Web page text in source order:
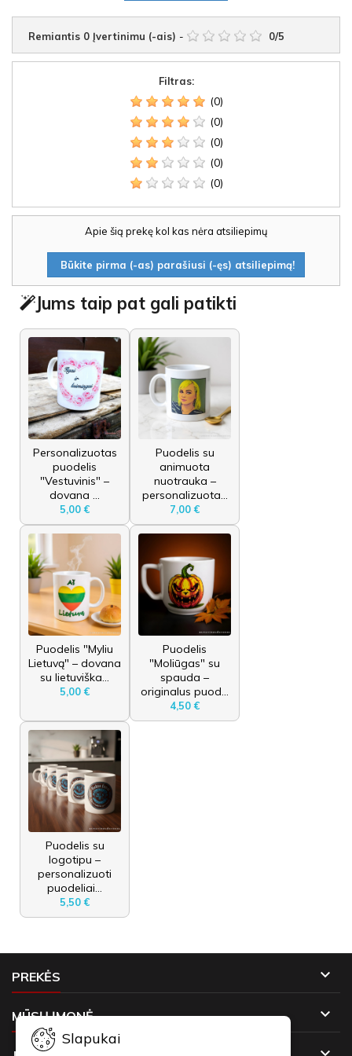
Remiantis 0 Įvertinimu (-ais) - 0/5
Filtras:
(0)
(0)
(0)
(0)
(0)
Apie šią prekę kol kas nėra atsiliepimų
Būkite pirma (-as) parašiusi (-ęs) atsiliepimą!
Jums taip pat gali patikti
Personalizuotas
puodelis
"Vestuvinis" –
dovana ...
5,00 €
Puodelis su
animuota
nuotrauka –
personalizuota...
7,00 €
Puodelis "Myliu
Lietuvą" – dovana
su lietuviška...
5,00 €
Puodelis
"Moliūgas" su
spauda –
originalus puod...
4,50 €
Puodelis su
logotipu –
personalizuoti
puodeliai...
5,50 €
PREKĖS 
MŪSŲ ĮMONĖ 
Slapukai